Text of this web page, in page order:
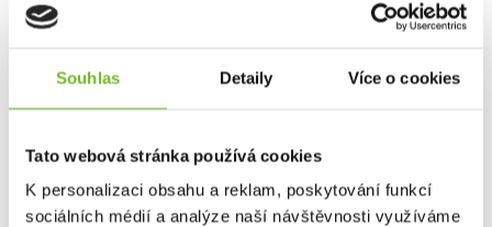
Souhlas Detaily Více o cookies
Tato webová stránka používá cookies
K personalizaci obsahu a reklam, poskytování funkcí
sociálních médií a analýze naší návštěvnosti využíváme
Novinky emailem
Ano, chci dostávat emailem novinky.
Pokračovat